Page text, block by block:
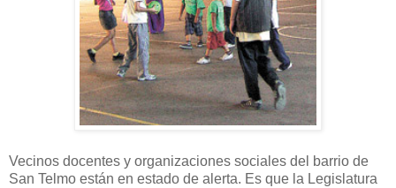
Vecinos docentes y organizaciones sociales del barrio de
San Telmo están en estado de alerta. Es que la Legislatura